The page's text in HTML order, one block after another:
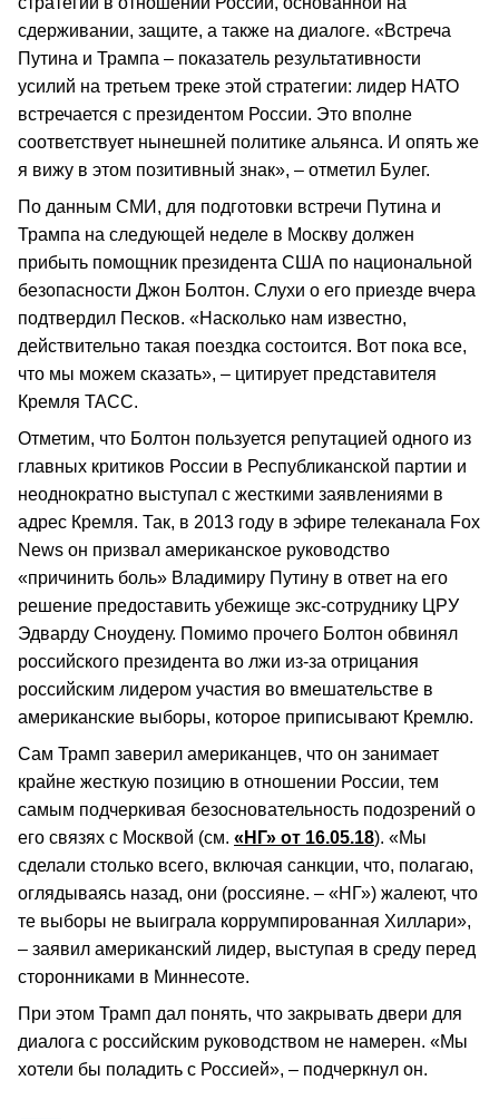
сдерживании, защите, а также на диалоге. «Встреча
Путина и Трампа – показатель результативности
усилий на третьем треке этой стратегии: лидер НАТО
встречается с президентом России. Это вполне
соответствует нынешней политике альянса. И опять же
я вижу в этом позитивный знак», – отметил Булег.
По данным СМИ, для подготовки встречи Путина и
Трампа на следующей неделе в Москву должен
прибыть помощник президента США по национальной
безопасности Джон Болтон. Слухи о его приезде вчера
подтвердил Песков. «Насколько нам известно,
действительно такая поездка состоится. Вот пока все,
что мы можем сказать», – цитирует представителя
Кремля ТАСС.
Отметим, что Болтон пользуется репутацией одного из
главных критиков России в Республиканской партии и
неоднократно выступал с жесткими заявлениями в
адрес Кремля. Так, в 2013 году в эфире телеканала Fox
News он призвал американское руководство
«причинить боль» Владимиру Путину в ответ на его
решение предоставить убежище экс-сотруднику ЦРУ
Эдварду Сноудену. Помимо прочего Болтон обвинял
российского президента во лжи из-за отрицания
российским лидером участия во вмешательстве в
американские выборы, которое приписывают Кремлю.
Сам Трамп заверил американцев, что он занимает
крайне жесткую позицию в отношении России, тем
самым подчеркивая безосновательность подозрений о
его связях с Москвой (см. «НГ» от 16.05.18). «Мы
сделали столько всего, включая санкции, что, полагаю,
оглядываясь назад, они (россияне. – «НГ») жалеют, что
те выборы не выиграла коррумпированная Хиллари»,
– заявил американский лидер, выступая в среду перед
сторонниками в Миннесоте.
При этом Трамп дал понять, что закрывать двери для
диалога с российским руководством не намерен. «Мы
хотели бы поладить с Россией», – подчеркнул он.